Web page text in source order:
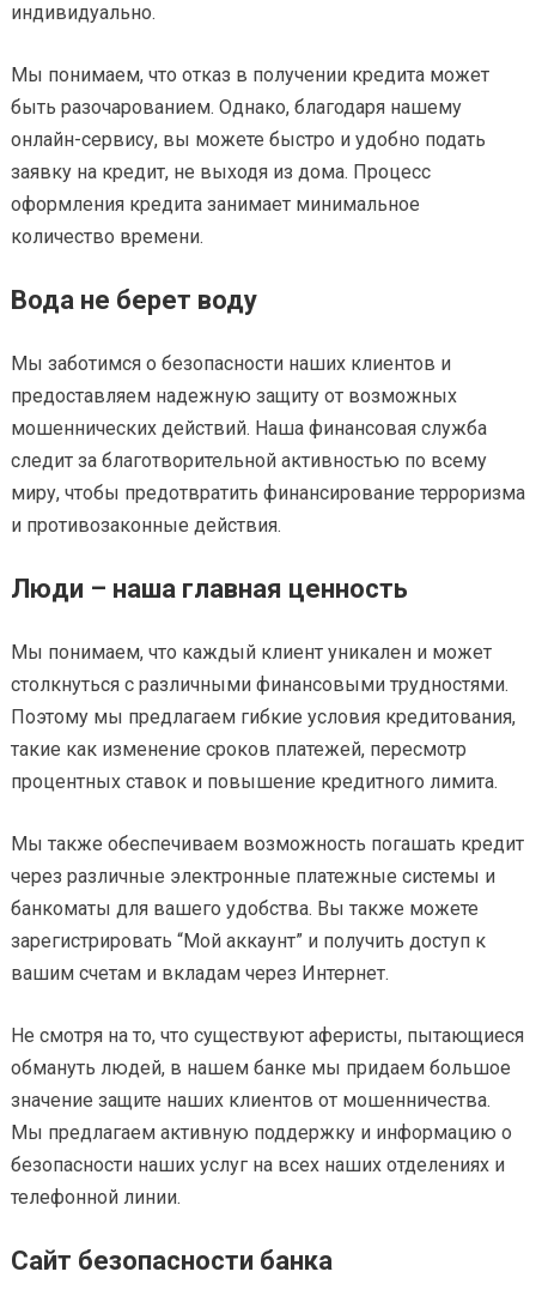
индивидуально.
Мы понимаем, что отказ в получении кредита может
быть разочарованием. Однако, благодаря нашему
онлайн-сервису, вы можете быстро и удобно подать
заявку на кредит, не выходя из дома. Процесс
оформления кредита занимает минимальное
количество времени.
Вода не берет воду
Мы заботимся о безопасности наших клиентов и
предоставляем надежную защиту от возможных
мошеннических действий. Наша финансовая служба
следит за благотворительной активностью по всему
миру, чтобы предотвратить финансирование терроризма
и противозаконные действия.
Люди – наша главная ценность
Мы понимаем, что каждый клиент уникален и может
столкнуться с различными финансовыми трудностями.
Поэтому мы предлагаем гибкие условия кредитования,
такие как изменение сроков платежей, пересмотр
процентных ставок и повышение кредитного лимита.
Мы также обеспечиваем возможность погашать кредит
через различные электронные платежные системы и
банкоматы для вашего удобства. Вы также можете
зарегистрировать “Мой аккаунт” и получить доступ к
вашим счетам и вкладам через Интернет.
Не смотря на то, что существуют аферисты, пытающиеся
обмануть людей, в нашем банке мы придаем большое
значение защите наших клиентов от мошенничества.
Мы предлагаем активную поддержку и информацию о
безопасности наших услуг на всех наших отделениях и
телефонной линии.
Сайт безопасности банка